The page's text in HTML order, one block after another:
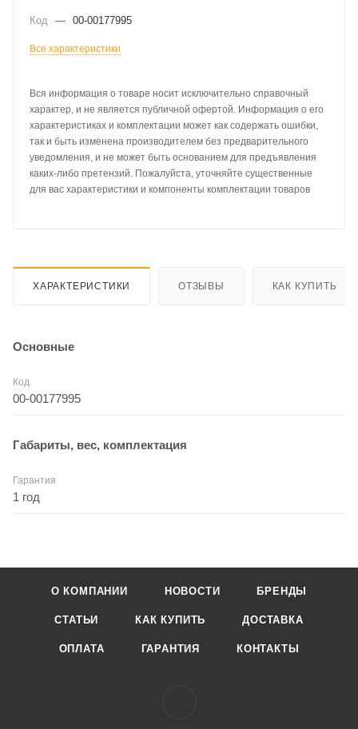
Код — 00-00177995
Все характеристики
Вся информация о товаре носит исключительно справочный
характер, и не является публичной офертой. Информация о его
характеристиках и комплектации может как содержать ошибки,
так и быть изменена производителем без предварительного
уведомления, и не может быть основанием для предъявления
каких-либо претензий. Пожалуйста, уточняйте существенные
для вас характеристики и компоненты комплектации товаров
ХАРАКТЕРИСТИКИ ОТЗЫВЫ КАК КУПИТЬ
Основные
Код
00-00177995
Габариты, вес, комплектация
Гарантия
1 год
О КОМПАНИИ НОВОСТИ БРЕНДЫ
СТАТЬИ КАК КУПИТЬ ДОСТАВКА
ОПЛАТА ГАРАНТИЯ КОНТАКТЫ